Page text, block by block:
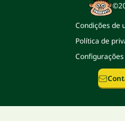
Condições de
Política de